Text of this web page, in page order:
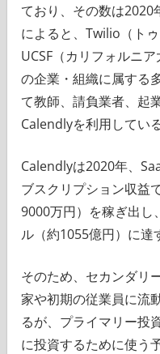
ており、その数は2020
によると、Twilio（ト
UCSF（カリフォルニ
の企業・組織に属する
て教師、請負業者、起
Calendlyを利用してい
Calendlyは2020年、
ブスクリプション収益
9000万円）を稼ぎ出し
ル（約1055億円）に達
そのため、セカンダリ
家や初期の従業員に流
るが、プライマリー投
に投資するために使う